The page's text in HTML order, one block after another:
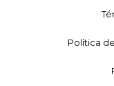
Política